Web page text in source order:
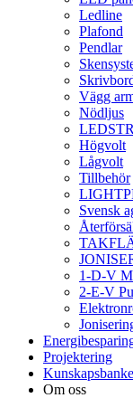
Ledline
Plafond
Pendlar
Vägg
Nödljus
Högvolt
Lågvolt
Tillbehör
Svensk
1-D-V
2-E-V
Projektering
Om oss